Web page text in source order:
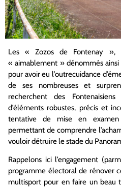
Les « Zozos de Fontenay »,
« aimablement » dénommés
pour avoir eu l’outrecuidance
de ses nombreuses et
recherchent des
d’éléments robustes, précis et
tentative de mise en examen
permettant de comprendre
vouloir détruire le stade du
Rappelons ici l’engagement
programme électoral de rénover
multisport pour en faire un beau